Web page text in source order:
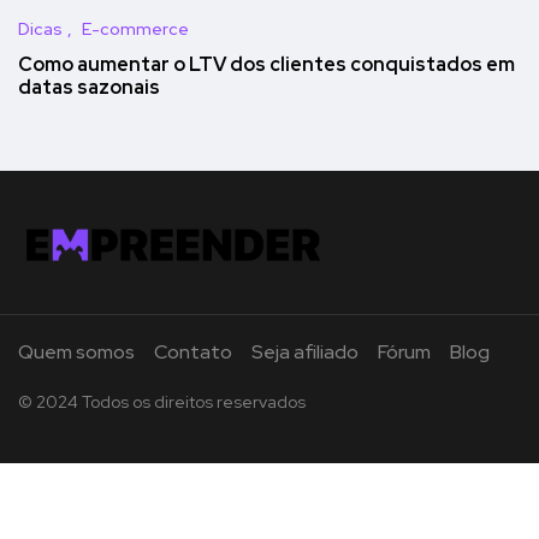
Dicas E-commerce
Como aumentar o LTV dos clientes conquistados em
datas sazonais
Quem somos Contato Seja afiliado Fórum Blog
© 2024 Todos os direitos reservados